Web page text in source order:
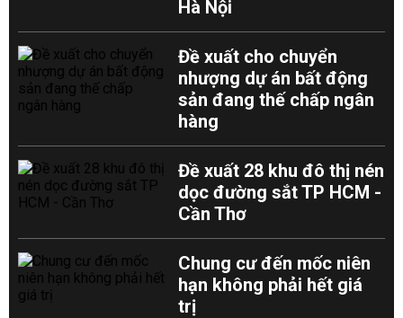
Hà Nội
Đề xuất cho chuyển
nhượng dự án bất động
sản đang thế chấp ngân
hàng
Đề xuất 28 khu đô thị nén
dọc đường sắt TP HCM -
Cần Thơ
Chung cư đến mốc niên
hạn không phải hết giá
trị